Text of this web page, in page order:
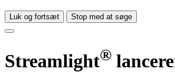
Luk og fortsæt Stop med at søge
Streamlight®